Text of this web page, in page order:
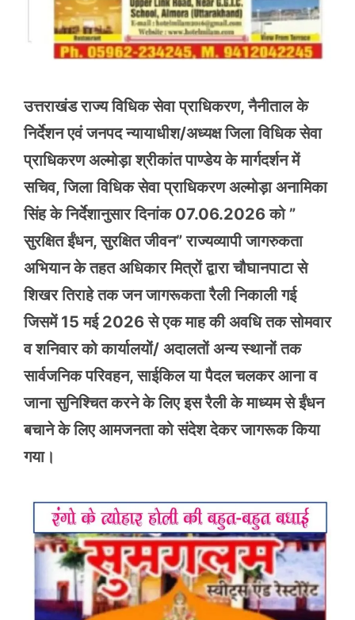
उत्तराखंड राज्य विधिक सेवा प्राधिकरण, नैनीताल के
निर्देशन एवं जनपद न्यायाधीश/अध्यक्ष जिला विधिक सेवा
प्राधिकरण अल्मोड़ा श्रीकांत पाण्डेय के मार्गदर्शन में
सचिव, जिला विधिक सेवा प्राधिकरण अल्मोड़ा अनामिका
सिंह के निर्देशानुसार दिनांक 07.06.2026 को ”
सुरक्षित ईंधन, सुरक्षित जीवन” राज्यव्यापी जागरुकता
अभियान के तहत अधिकार मित्रों द्वारा चौघानपाटा से
शिखर तिराहे तक जन जागरूकता रैली निकाली गई
जिसमें 15 मई 2026 से एक माह की अवधि तक सोमवार
व शनिवार को कार्यालयों/ अदालतों अन्य स्थानों तक
सार्वजनिक परिवहन, साईकिल या पैदल चलकर आना व
जाना सुनिश्चित करने के लिए इस रैली के माध्यम से ईंधन
बचाने के लिए आमजनता को संदेश देकर जागरूक किया
गया।